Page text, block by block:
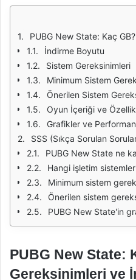
PUBG New State: Kaç GB?
İndirme Boyutu
Sistem Gereksinimleri
Minimum Sistem
Önerilen Sistem
Oyun İçeriği ve
Grafikler ve
SSS (Sıkça Sorulan
PUBG New State ne
Hangi işletim sistemleri
Minimum sistem
Önerilen sistem
PUBG New State'in
PUBG New State:
Gereksinimleri ve